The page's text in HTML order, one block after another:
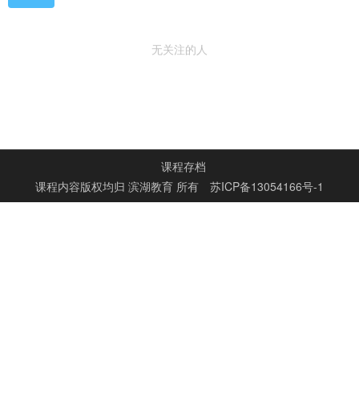
无关注的人
课程存档
课程内容版权均归 滨湖教育 所有 苏ICP备13054166号-1